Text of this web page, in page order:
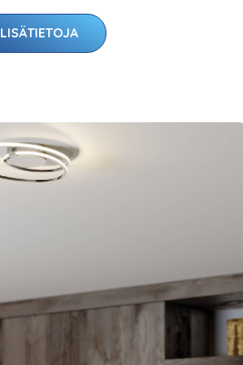
LISÄTIETOJA